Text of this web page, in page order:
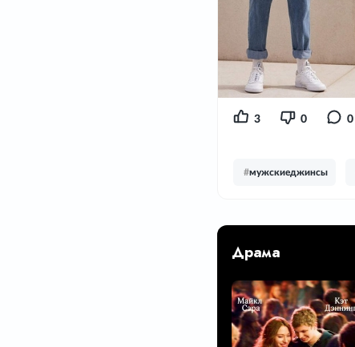
3 0 0
#мужскиеджинсы
Драма